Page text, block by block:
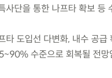
사단을 통한 나프타 확보 등
타 도입선 다변화, 내수 공급
수준으로 회복될 전망